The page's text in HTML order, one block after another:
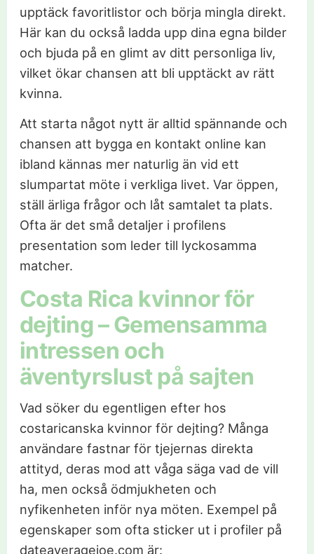
upptäck favoritlistor och börja mingla direkt.
Här kan du också ladda upp dina egna bilder
och bjuda på en glimt av ditt personliga liv,
vilket ökar chansen att bli upptäckt av rätt
kvinna.
Att starta något nytt är alltid spännande och
chansen att bygga en kontakt online kan
ibland kännas mer naturlig än vid ett
slumpartat möte i verkliga livet. Var öppen,
ställ ärliga frågor och låt samtalet ta plats.
Ofta är det små detaljer i profilens
presentation som leder till lyckosamma
matcher.
Costa Rica kvinnor för
dejting – Gemensamma
intressen och
äventyrslust på sajten
Vad söker du egentligen efter hos
costaricanska kvinnor för dejting? Många
användare fastnar för tjejernas direkta
attityd, deras mod att våga säga vad de vill
ha, men också ödmjukheten och
nyfikenheten inför nya möten. Exempel på
egenskaper som ofta sticker ut i profiler på
dateaveragejoe.com är: